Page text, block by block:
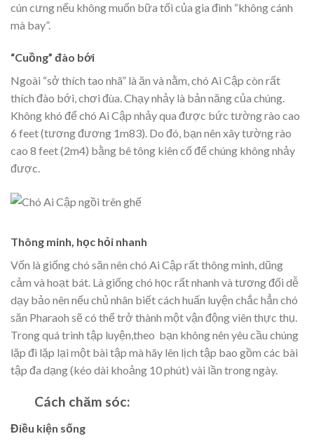
cún cưng nếu không muốn bữa tối của gia đình “không cánh
mà bay”.
“Cuồng” đào bới
Ngoài “sở thích tao nhã” là ăn và nằm, chó Ai Cập còn rất
thích đào bới, chơi đùa. Chạy nhảy là bản năng của chúng.
Không khó để chó Ai Cập nhảy qua được bức tường rào cao
6 feet (tương đương 1m83). Do đó, bạn nên xây tường rào
cao 8 feet (2m4) bằng bê tông kiên cố để chúng không nhảy
được.
Thông minh, học hỏi nhanh
Vốn là giống chó săn nên chó Ai Cập rất thông minh, dũng
cảm và hoạt bát. Là giống chó học rất nhanh và tương đối dễ
dạy bảo nên nếu chủ nhân biết cách huấn luyện chắc hẳn chó
săn Pharaoh sẽ có thể trở thành một vận động viên thực thụ.
Trong quá trình tập luyện,theo bạn không nên yêu cầu chúng
lặp đi lặp lại một bài tập mà hãy lên lịch tập bao gồm các bài
tập đa dạng (kéo dài khoảng 10 phút) vài lần trong ngày.
Cách chăm sóc:
Điều kiện sống